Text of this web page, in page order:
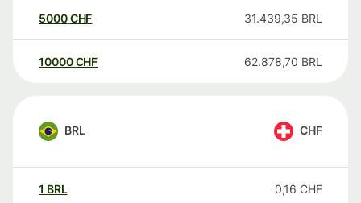
5000CHF 31.439,35 BRL
10000 CHF 62.878,70 BRL
BRL CHF
1 BRL 0,16 CHF